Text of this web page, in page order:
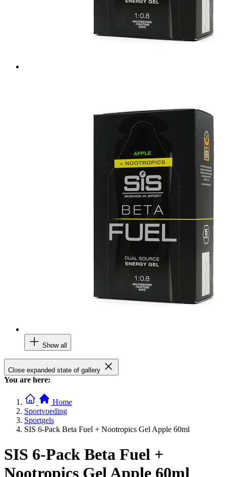
Show all
Close expanded state of gallery
You are here:
Home
Sportvoeding
Sportgels
SIS 6-Pack Beta Fuel + Nootropics Gel Apple 60ml
SIS 6-Pack Beta Fuel +
Nootropics Gel Apple 60ml